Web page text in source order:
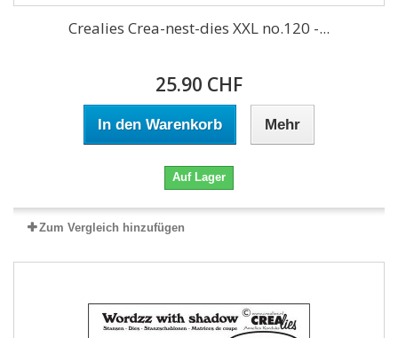
Crealies Crea-nest-dies XXL no.120 -...
25.90 CHF
In den Warenkorb Mehr
Auf Lager
Zum Vergleich hinzufügen